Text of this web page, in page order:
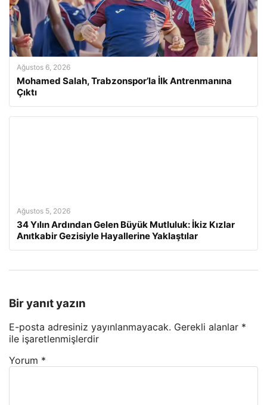
Ağustos 6, 2026
Mohamed Salah, Trabzonspor’la İlk Antrenmanına
Çıktı
Ağustos 5, 2026
34 Yılın Ardından Gelen Büyük Mutluluk: İkiz Kızlar
Anıtkabir Gezisiyle Hayallerine Yaklaştılar
Bir yanıt yazın
E-posta adresiniz yayınlanmayacak. Gerekli alanlar *
ile işaretlenmişlerdir
Yorum *